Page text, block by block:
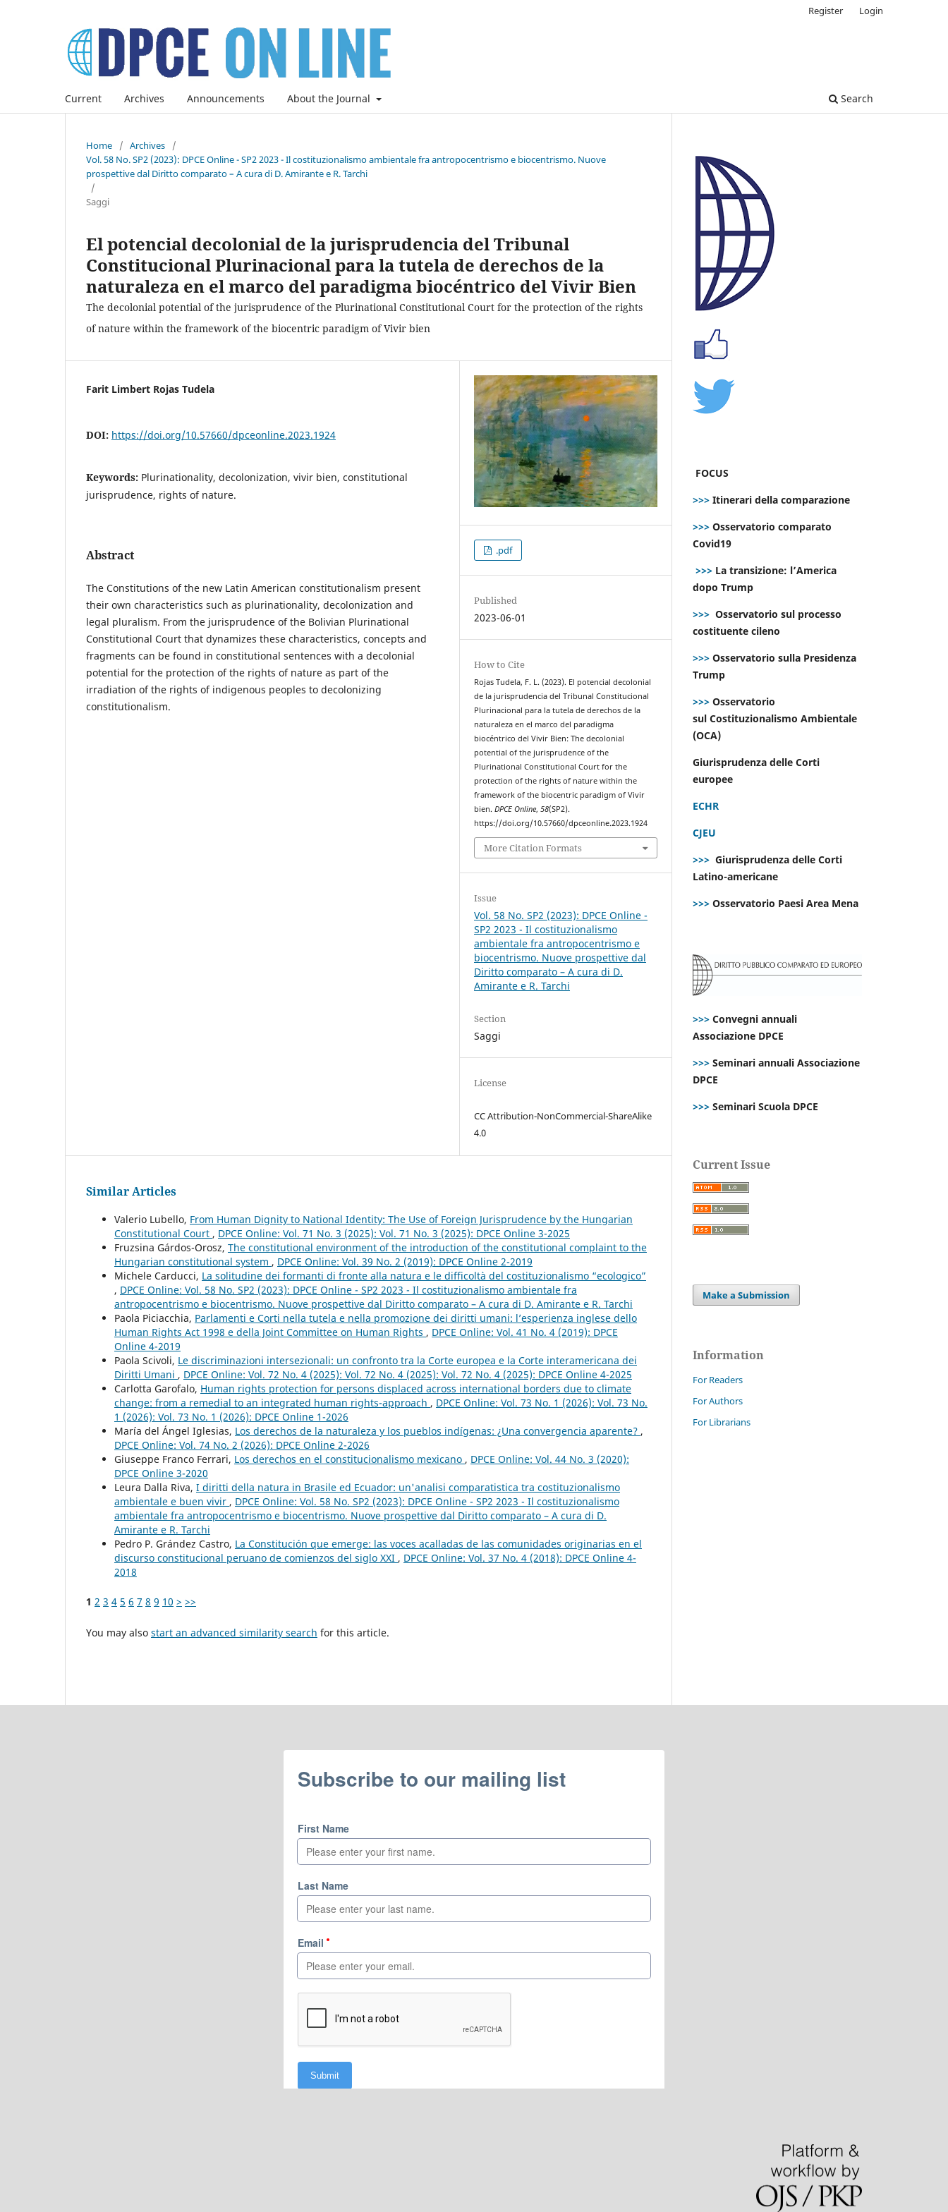
Current Archives Announcements About the Journal Search
Register Login
Home / Archives
/
Vol. 58 No. SP2 (2023): DPCE Online - SP2 2023 - Il costituzionalismo ambientale fra antropocentrismo e biocentrismo. Nuove
prospettive dal Diritto comparato – A cura di D. Amirante e R. Tarchi
/
Saggi
El potencial decolonial de la jurisprudencia del Tribunal
Constitucional Plurinacional para la tutela de derechos de la
naturaleza en el marco del paradigma biocéntrico del Vivir Bien
The decolonial potential of the jurisprudence of the Plurinational Constitutional Court for the protection of the rights
of nature within the framework of the biocentric paradigm of Vivir bien
Farit Limbert Rojas Tudela
DOI: https://doi.org/10.57660/dpceonline.2023.1924
Keywords: Plurinationality, decolonization, vivir bien, constitutional
jurisprudence, rights of nature.
Abstract
The Constitutions of the new Latin American constitutionalism present
their own characteristics such as plurinationality, decolonization and
legal pluralism. From the jurisprudence of the Bolivian Plurinational
Constitutional Court that dynamizes these characteristics, concepts and
fragments can be found in constitutional sentences with a decolonial
potential for the protection of the rights of nature as part of the
irradiation of the rights of indigenous peoples to decolonizing
constitutionalism.
.pdf
Published
2023-06-01
How to Cite
Rojas Tudela, F. L. (2023). El potencial decolonial
de la jurisprudencia del Tribunal Constitucional
Plurinacional para la tutela de derechos de la
naturaleza en el marco del paradigma
biocéntrico del Vivir Bien: The decolonial
potential of the jurisprudence of the
Plurinational Constitutional Court for the
protection of the rights of nature within the
framework of the biocentric paradigm of Vivir
bien.DPCE Online,58(SP2).
https://doi.org/10.57660/dpceonline.2023.1924
More Citation Formats
Issue
Vol. 58 No. SP2 (2023): DPCE Online -
SP2 2023 - Il costituzionalismo
ambientale fra antropocentrismo e
biocentrismo. Nuove prospettive dal
Diritto comparato – A cura di D.
Amirante e R. Tarchi
Section
Saggi
License
CC Attribution-NonCommercial-ShareAlike
4.0
Similar Articles
Valerio Lubello, From Human Dignity to National Identity: The Use of Foreign Jurisprudence by the Hungarian
Constitutional Court , DPCE Online: Vol. 71 No. 3 (2025): Vol. 71 No. 3 (2025): DPCE Online 3-2025
Fruzsina Gárdos-Orosz, The constitutional environment of the introduction of the constitutional complaint to the
Hungarian constitutional system , DPCE Online: Vol. 39 No. 2 (2019): DPCE Online 2-2019
Michele Carducci, La solitudine dei formanti di fronte alla natura e le difficoltà del costituzionalismo “ecologico”
, DPCE Online: Vol. 58 No. SP2 (2023): DPCE Online - SP2 2023 - Il costituzionalismo ambientale fra
antropocentrismo e biocentrismo. Nuove prospettive dal Diritto comparato – A cura di D. Amirante e R. Tarchi
Paola Piciacchia, Parlamenti e Corti nella tutela e nella promozione dei diritti umani: l’esperienza inglese dello
Human Rights Act 1998 e della Joint Committee on Human Rights , DPCE Online: Vol. 41 No. 4 (2019): DPCE
Online 4-2019
Paola Scivoli, Le discriminazioni intersezionali: un confronto tra la Corte europea e la Corte interamericana dei
Diritti Umani , DPCE Online: Vol. 72 No. 4 (2025): Vol. 72 No. 4 (2025): Vol. 72 No. 4 (2025): DPCE Online 4-2025
Carlotta Garofalo, Human rights protection for persons displaced across international borders due to climate
change: from a remedial to an integrated human rights-approach , DPCE Online: Vol. 73 No. 1 (2026): Vol. 73 No.
1 (2026): Vol. 73 No. 1 (2026): DPCE Online 1-2026
María del Ángel Iglesias, Los derechos de la naturaleza y los pueblos indígenas: ¿Una convergencia aparente? ,
DPCE Online: Vol. 74 No. 2 (2026): DPCE Online 2-2026
Giuseppe Franco Ferrari, Los derechos en el constitucionalismo mexicano , DPCE Online: Vol. 44 No. 3 (2020):
DPCE Online 3-2020
Leura Dalla Riva, I diritti della natura in Brasile ed Ecuador: un'analisi comparatistica tra costituzionalismo
ambientale e buen vivir , DPCE Online: Vol. 58 No. SP2 (2023): DPCE Online - SP2 2023 - Il costituzionalismo
ambientale fra antropocentrismo e biocentrismo. Nuove prospettive dal Diritto comparato – A cura di D.
Amirante e R. Tarchi
Pedro P. Grández Castro, La Constitución que emerge: las voces acalladas de las comunidades originarias en el
discurso constitucional peruano de comienzos del siglo XXI , DPCE Online: Vol. 37 No. 4 (2018): DPCE Online 4-
2018
1 2 3 4 5 6 7 8 9 10 > >>
You may also start an advanced similarity search for this article.
FOCUS
>>> Itinerari della comparazione
>>> Osservatorio comparato
Covid19
>>> La transizione: l’America
dopo Trump
>>> Osservatorio sul processo
costituente cileno
>>> Osservatorio sulla Presidenza
Trump
>>> Osservatorio
sul Costituzionalismo Ambientale
(OCA)
Giurisprudenza delle Corti
europee
ECHR
CJEU
>>> Giurisprudenza delle Corti
Latino-americane
>>> Osservatorio Paesi Area Mena
>>> Convegni annuali
Associazione DPCE
>>> Seminari annuali Associazione
DPCE
>>> Seminari Scuola DPCE
Current Issue
Make a Submission
Information
For Readers
For Authors
For Librarians